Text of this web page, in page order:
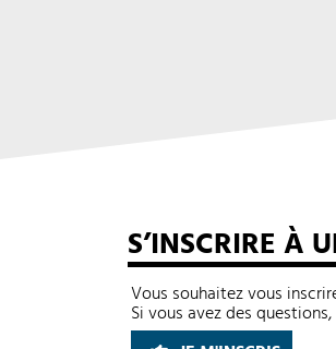
S’INSCRIRE À
Vous souhaitez vous
Si vous avez des